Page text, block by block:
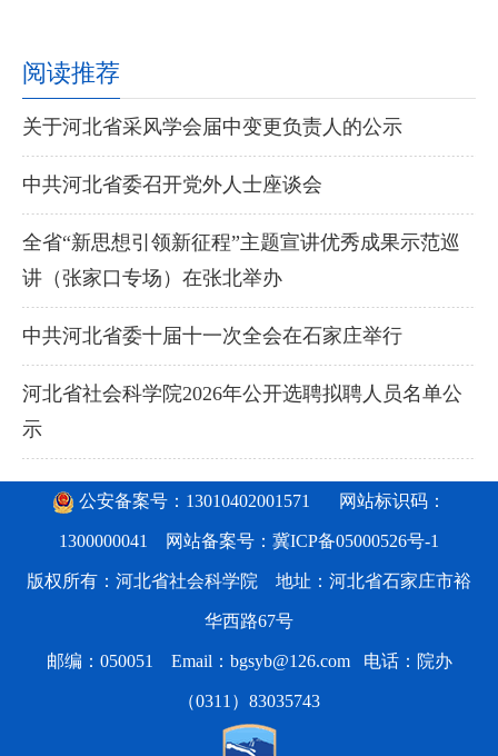
阅读推荐
关于河北省采风学会届中变更负责人的公示
中共河北省委召开党外人士座谈会
全省“新思想引领新征程”主题宣讲优秀成果示范巡
讲（张家口专场）在张北举办
中共河北省委十届十一次全会在石家庄举行
河北省社会科学院2026年公开选聘拟聘人员名单公
示
公安备案号：13010402001571 网站标识码：
1300000041 网站备案号： 冀ICP备05000526号-1
版权所有：河北省社会科学院 地址：河北省石家庄市裕
华西路67号
邮编：050051 Email：bgsyb@126.com 电话：院办
（0311）83035743